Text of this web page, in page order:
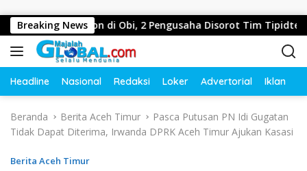
Breaking News
Pohon di Obi, 2 Pengusaha Disorot Tim Tipidter Polda
Headline Nasional Redaksi Loker Advertorial Iklan
Beranda Berita Aceh Timur
Pasca Putusan PN Idi Gugatan
Tidak Dapat Diterima, Irwanda DPRK Aceh Timur Ajukan Kasasi
Berita Aceh Timur